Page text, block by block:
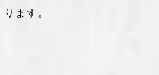
ります。